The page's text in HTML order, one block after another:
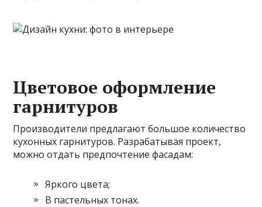
Цветовое оформление
гарнитуров
Производители предлагают большое количество
кухонных гарнитуров. Разрабатывая проект,
можно отдать предпочтение фасадам:
Яркого цвета;
В пастельных тонах.